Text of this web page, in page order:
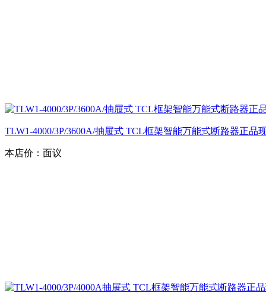
TLW1-4000/3P/3600A/抽屉式 TCL框架智能万能式断路器正品
本店价： 面议